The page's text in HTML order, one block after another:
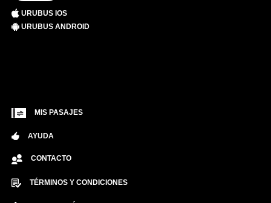
URUBUS IOS
URUBUS ANDROID
MIS PASAJES
AYUDA
CONTACTO
TÉRMINOS Y CONDICIONES